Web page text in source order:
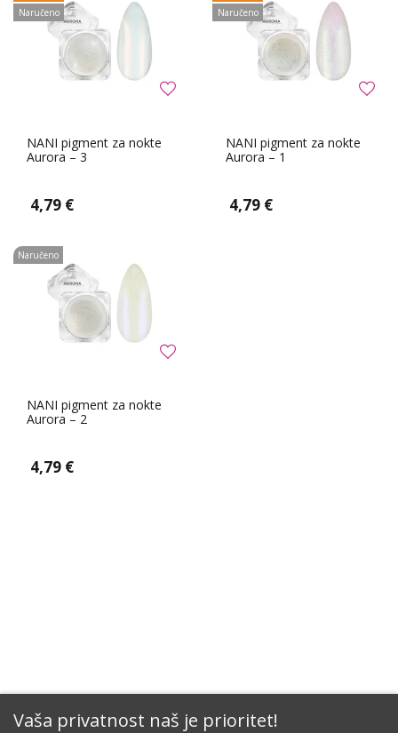
Vaša privatnost naš je prioritet!
NANI pigment za nokte
Aurora – 3
4,79 €
Naručeno
NANI pigment za nokte
Aurora – 1
4,79 €
Naručeno
NANI pigment za nokte
Aurora – 2
4,79 €
Naručeno